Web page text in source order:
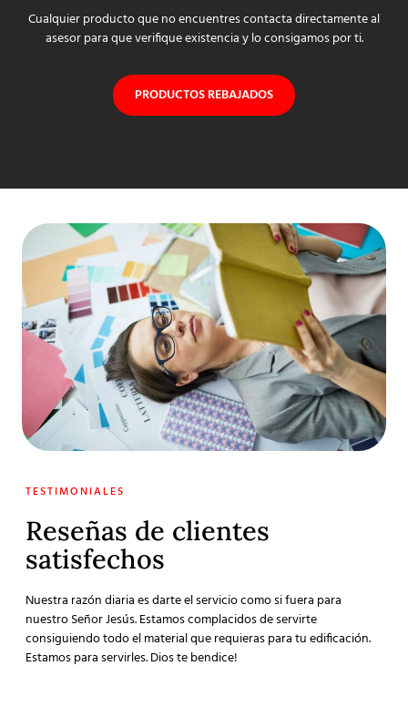
Cualquier producto que no encuentres contacta directamente al
asesor para que verifique existencia y lo consigamos por ti.
PRODUCTOS REBAJADOS
TESTIMONIALES
Reseñas de clientes
satisfechos
Nuestra razón diaria es darte el servicio como si fuera para
nuestro Señor Jesús. Estamos complacidos de servirte
consiguiendo todo el material que requieras para tu edificación.
Estamos para servirles. Dios te bendice!